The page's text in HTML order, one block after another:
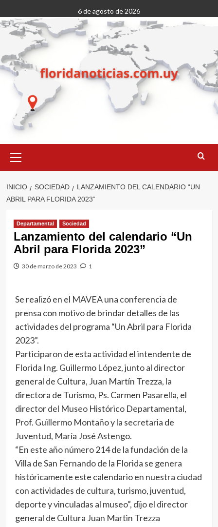
al
contenido
6 de agosto de 2026
primario
INICIO SOCIEDAD
LANZAMIENTO DEL CALENDARIO “UN
ABRIL PARA FLORIDA 2023”
Departamental Sociedad
Lanzamiento del calendario “Un
Abril para Florida 2023”
30 de marzo de 2023 1
Se realizó en el MAVEA una conferencia de
prensa con motivo de brindar detalles de las
actividades del programa “Un Abril para Florida
2023”.
Participaron de esta actividad el intendente de
Florida Ing. Guillermo López, junto al director
general de Cultura, Juan Martín Trezza, la
directora de Turismo, Ps. Carmen Pasarella, el
director del Museo Histórico Departamental,
Prof. Guillermo Montaño y la secretaria de
Juventud, María José Astengo.
“En este año número 214 de la fundación de la
Villa de San Fernando de la Florida se genera
históricamente este calendario en nuestra ciudad
con actividades de cultura, turismo, juventud,
deporte y vinculadas al museo”, dijo el director
general de Cultura Juan Martin Trezza